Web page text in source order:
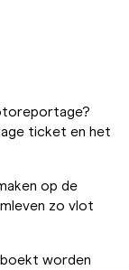
ticket en het
op de
zo vlot
worden